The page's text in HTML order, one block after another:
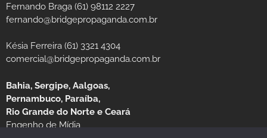
Fernando Braga (61) 98112 2227
fernando@bridgepropaganda.com.br
Késia Ferreira (61) 3321 4304
comercial@bridgepropaganda.com.br
Bahia, Sergipe, Aalgoas,
Pernambuco, Paraíba,
Rio Grande do Norte e Ceará
Engenho de Mídia